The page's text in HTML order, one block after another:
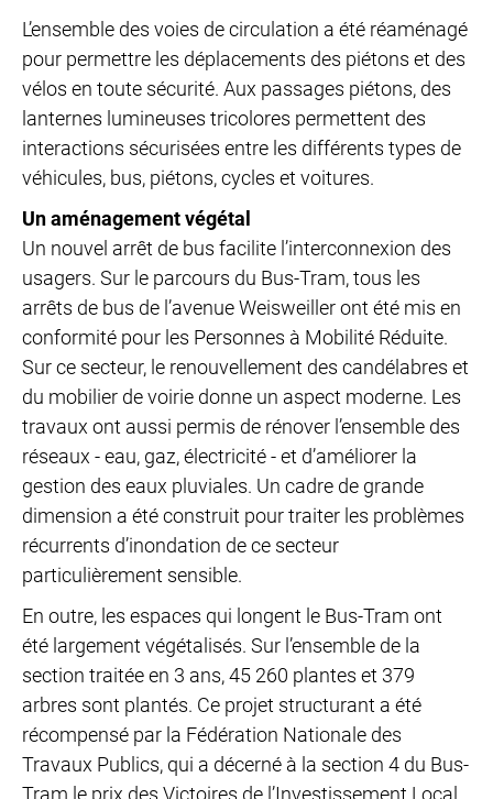
L’ensemble des voies de circulation a été réaménagé
pour permettre les déplacements des piétons et des
vélos en toute sécurité. Aux passages piétons, des
lanternes lumineuses tricolores permettent des
interactions sécurisées entre les différents types de
véhicules, bus, piétons, cycles et voitures.
Un aménagement végétal
Un nouvel arrêt de bus facilite l’interconnexion des
usagers. Sur le parcours du Bus-Tram, tous les
arrêts de bus de l’avenue Weisweiller ont été mis en
conformité pour les Personnes à Mobilité Réduite.
Sur ce secteur, le renouvellement des candélabres et
du mobilier de voirie donne un aspect moderne. Les
travaux ont aussi permis de rénover l’ensemble des
réseaux - eau, gaz, électricité - et d’améliorer la
gestion des eaux pluviales. Un cadre de grande
dimension a été construit pour traiter les problèmes
récurrents d’inondation de ce secteur
particulièrement sensible.
En outre, les espaces qui longent le Bus-Tram ont
été largement végétalisés. Sur l’ensemble de la
section traitée en 3 ans, 45 260 plantes et 379
arbres sont plantés. Ce projet structurant a été
récompensé par la Fédération Nationale des
Travaux Publics, qui a décerné à la section 4 du Bus-